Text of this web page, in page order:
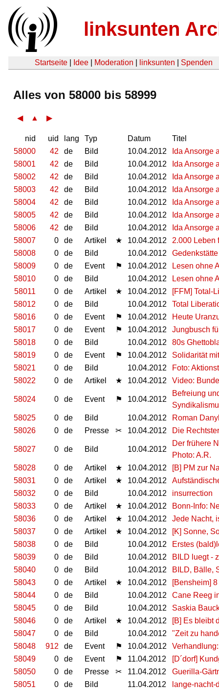
linksunten
Startseite Idee Moderation linksunten Spenden
Alles von 58000 bis 58999
◀ ▲ ▶
nid uid lang Typ Datum
Titel
58000
42 de Bild 10.04.2012
Ida Ansorge
58001
42 de Bild 10.04.2012
Ida Ansorge
58002
42 de Bild 10.04.2012
Ida Ansorge
58003
42 de Bild 10.04.2012
Ida Ansorge
58004
42 de Bild 10.04.2012
Ida Ansorge
58005
42 de Bild 10.04.2012
Ida Ansorge
58006
42 de Bild 10.04.2012
Ida Ansorge
58007
0 de Artikel ★ 10.04.2012
2.000 Leben
58008
0 de Bild 10.04.2012
58009
0 de Event ⚑ 10.04.2012
Lesen ohne
58010
0 de Bild 10.04.2012
Lesen ohne
58011
0 de Artikel ★ 10.04.2012
[FFM] Total-
58012
0 de Bild 10.04.2012
Total
58016
0 de Event ⚑ 10.04.2012
Heute
58017
0 de Event ⚑ 10.04.2012
Jungbusch
58018
0 de Bild 10.04.2012
80s
58019
0 de Event ⚑ 10.04.2012
Solidarität
58021
0 de Bild 10.04.2012
Foto:
58022
0 de Artikel ★ 10.04.2012 Video:
58024 0 de Event ⚑ 10.04.2012
Befreiung
58025
0 de Bild 10.04.2012
Roman
58026
0 de Presse ✂ 10.04.2012 Die
58027 0 de Bild 10.04.2012
Der frühere
Photo: A.R.
58028
0 de Artikel ★ 10.04.2012
[B] PM zur
58031
0 de Artikel ★ 10.04.2012
58032
0 de Bild 10.04.2012
insurrection
58033
0 de Artikel ★ 10.04.2012
Bonn-Info:
58036
0 de Artikel ★ 10.04.2012
Jede Nacht,
58037
0 de Artikel ★ 10.04.2012
[K] Sonne,
58038
0 de Bild 10.04.2012
Erstes
58039
0 de Bild 10.04.2012
BILD luegt -
58040
0 de Bild 10.04.2012
BILD, Bälle,
58043
0 de Artikel ★ 10.04.2012
[Bensheim]
58044
0 de Bild 10.04.2012
Cane Reeg
58045
0 de Bild 10.04.2012
Saskia
58046
0 de Artikel ★ 10.04.2012
[B] Es bleibt
58047
0 de Bild 10.04.2012
"Zeit zu
58048
912 de Event ⚑ 10.04.2012
58049
0 de Event ⚑ 11.04.2012
[D´dorf]
58050
0 de Presse ✂ 11.04.2012
Guerilla-
58051
0 de Bild 11.04.2012
lange-nacht-